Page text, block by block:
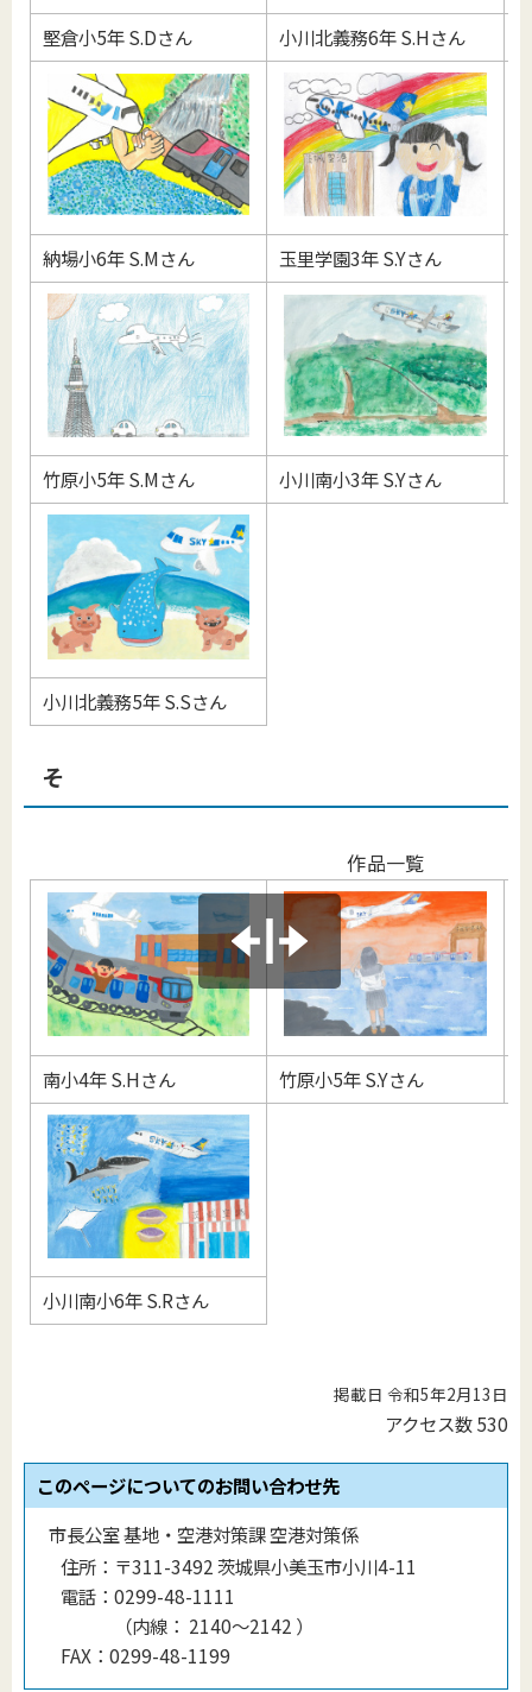
堅倉小5年 S.Dさん 小川北義務6年 S.Hさん
納場小6年 S.Mさん 玉里学園3年 S.Yさん
竹原小5年 S.Mさん 小川南小3年 S.Yさん
小川北義務5年 S.Sさん
そ
作品一覧
南小4年 S.Hさん 竹原小5年 S.Yさん
小川南小6年 S.Rさん
掲載日 令和5年2月13日
アクセス数530
このページについてのお問い合わせ先
市長公室 基地・空港対策課 空港対策係
住所： 〒311-3492 茨城県小美玉市小川4-11
電話： 0299-48-1111
（内線 ： 2140〜2142 ）
FAX： 0299-48-1199